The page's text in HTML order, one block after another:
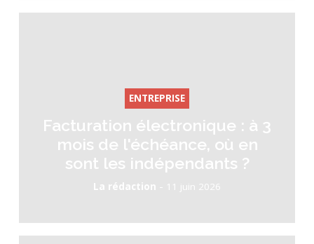
ENTREPRISE
Facturation électronique : à 3
mois de l'échéance, où en
sont les indépendants ?
La rédaction - 11 juin 2026